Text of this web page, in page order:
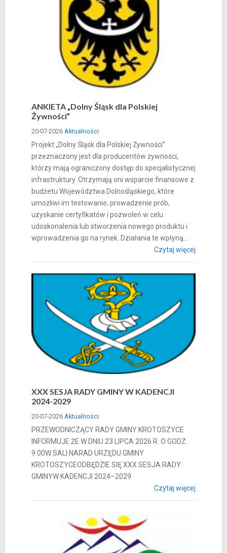
ANKIETA „Dolny Śląsk dla Polskiej
Żywności”
20-07-2026 Aktualności
Projekt „Dolny Śląsk dla Polskiej Żywności”
przeznaczony jest dla producentów żywności,
którzy mają ograniczony dostęp do specjalistycznej
infrastruktury. Otrzymają oni wsparcie finansowe z
budżetu Województwa Dolnośląskiego, które
umożliwi im testowanie, prowadzenie prób,
uzyskanie certyfikatów i pozwoleń w celu
udoskonalenia lub stworzenia nowego produktu i
wprowadzenia go na rynek. Działania te wpłyną...
Czytaj więcej
XXX SESJA RADY GMINY W KADENCJI
2024-2029
20-07-2026 Aktualności
PRZEWODNICZĄCY RADY GMINY KROTOSZYCE
INFORMUJE ŻE W DNIU 23 LIPCA 2026 R. O GODZ.
9:00W SALI NARAD URZĘDU GMINY
KROTOSZYCEODBĘDZIE SIĘ XXX SESJA RADY
GMINYW KADENCJI 2024–2029
Czytaj więcej